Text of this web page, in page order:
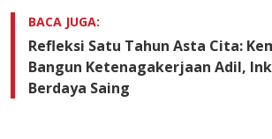
BACA JUGA:
Refleksi Satu Tahun Asta Cita:
Bangun Ketenagakerjaan Adil,
Berdaya Saing